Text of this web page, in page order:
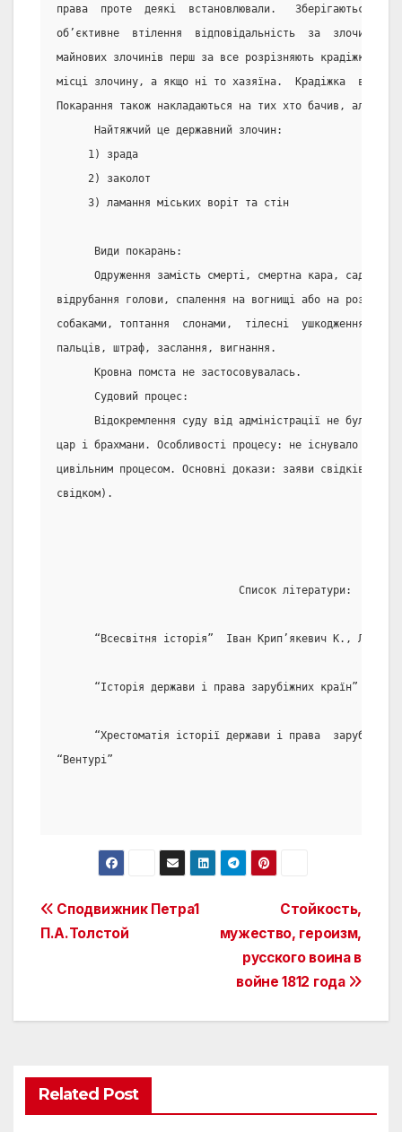
права  проте  деякі  встановлювали.   Зберігаються
об’єктивне  втілення  відповідальність  за  злочин
майнових злочинів перш за все розрізняють крадіжку.
місці злочину, а якщо ні то хазяїна.  Крадіжка
Покарання також накладаються на тих хто бачив, але не
      Найтяжчий це державний злочин:
     1) зрада
     2) заколот
     3) ламання міських воріт та стін
      Види покарань:
Одруження замість смерті, смертна кара,
відрубання голови, спалення на вогнищі або на
собаками, топтання  слонами,  тілесні  ушкодження
пальців, штраф, заслання, вигнання.
      Кровна помста не застосовувалась.
      Судовий процес:
Відокремлення суду від адміністрації не було.
цар і брахмани. Особливості процесу: не існувало
цивільним процесом. Основні докази: заяви свідків  (
свідком).
                             Список літератури:
“Всесвітня історія”  Іван Крип’якевич К., Либідь
“Історія держави і права зарубіжних країн” К.,
“Хрестоматія історії держави і права  зарубіжних
“Вентурі”
Post
Стойкость,
мужество, героизм,
русского воина в
войне 1812 года
Сподвижник Петра1
П.А.Толстой
Related Post